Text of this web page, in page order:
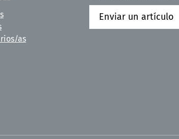
as
Enviar un artículo